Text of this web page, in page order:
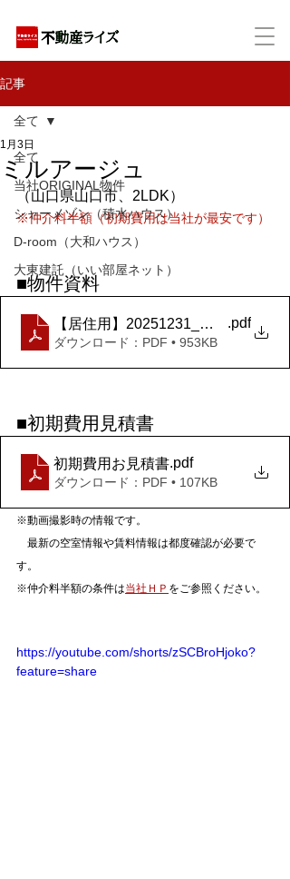
記事
全て
当社ORIGINAL物件
シャーメゾン（積水ハウス）
D-room（大和ハウス）
大東建託（いい部屋ネット）
全て
ミルアージュ
1月3日
（山口県山口市、2LDK）
※仲介料半額（初期費用は当社が最安です）
■物件資料
【居住用】20251231_ミル アージ
.pdf
ダウンロード：PDF • 953KB
■初期費用見積書
初期費用お見積書.pdf
ダウンロード：PDF • 107KB
※動画撮影時の情報です。
最新の空室情報や賃料情報は都度確認が必要で
す。
※仲介料半額の条件は当社ＨＰ をご参照ください。
https://youtube.com/shorts/zSCBroHjoko?
feature=share